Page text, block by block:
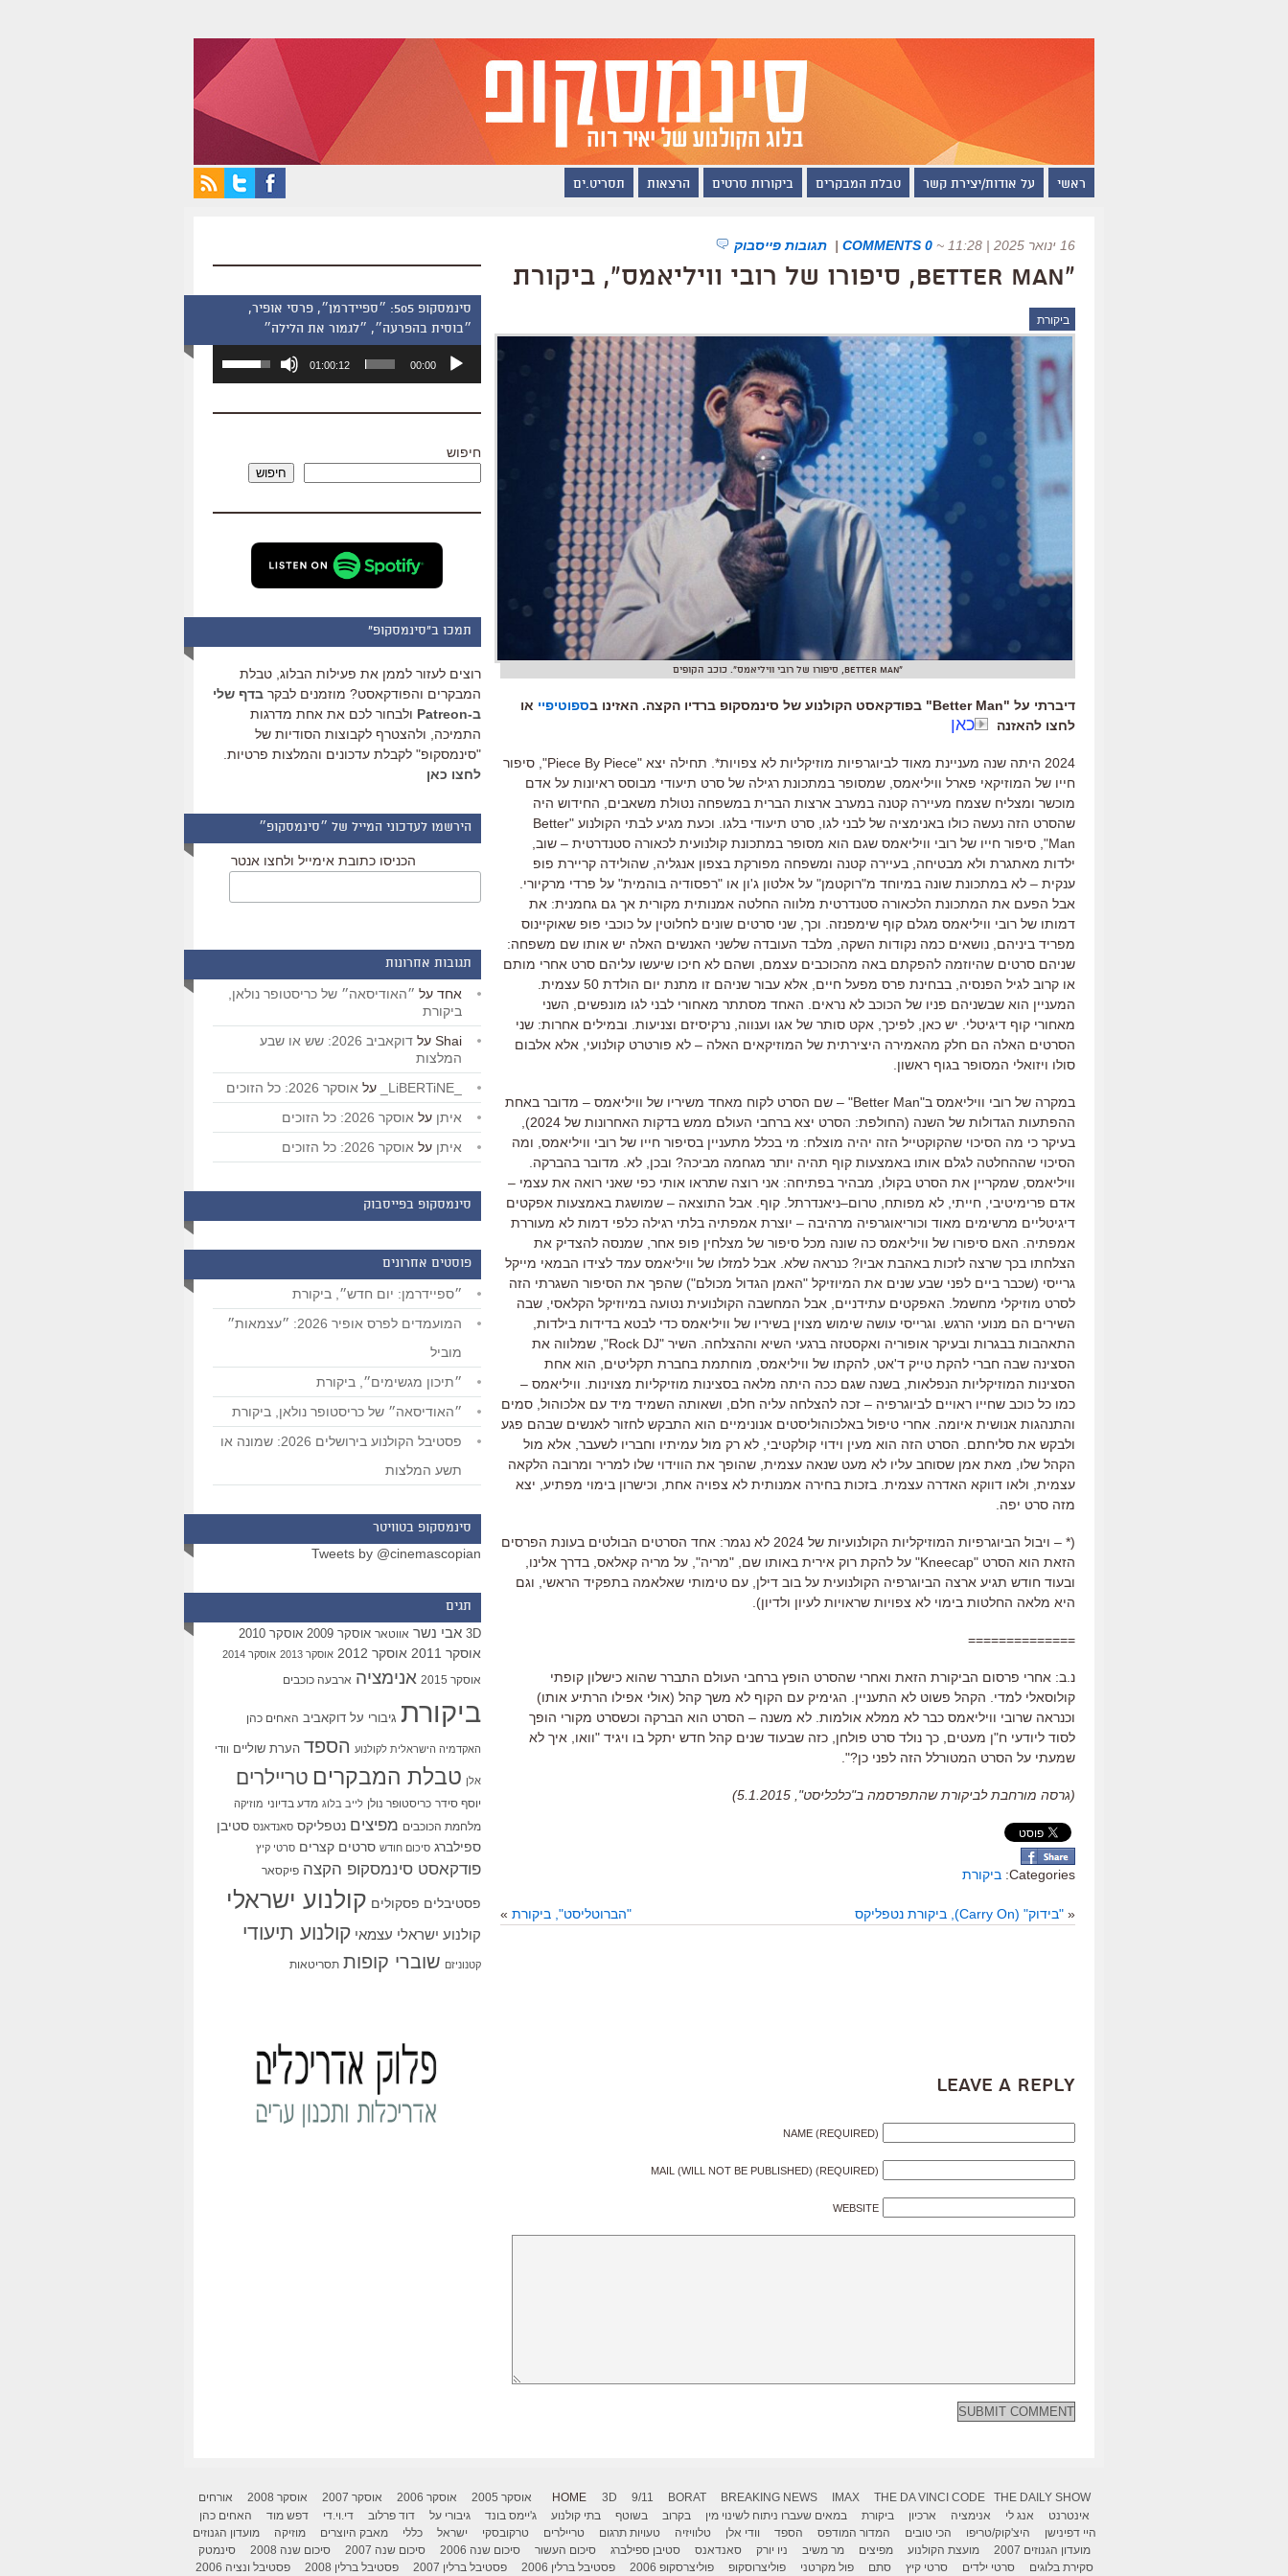
ראשי על אודות/יצירת קשר טבלת המבקרים ביקורות סרטים הרצאות תסריט.ים
16 ינואר 2025 | 11:28 ~
0 COMMENTS
| תגובות פייסבוק
"Better Man, סיפורו של רובי וויליאמס", ביקורת
ביקורת
"Better Man, סיפורו של רובי וויליאמס". כוכב הקופים
דיברתי על "Better Man" בפודקאסט הקולנוע של סינמסקופ ברדיו הקצה. האזינו ב ספוטיפיי או
לחצו להאזנה
כאן
2024 היתה שנה מעניינת מאוד לביוגרפיות מוזיקליות לא צפויות* תחילה יצא "Piece By Piece",
סיפור
חייו של המוזיקאי פארל וויליאמס שמסופר במתכונת רגילה של סרט תיעודי מבוסס ראיונות על אדם
מוכשר ומצליח שצמח מעיירה קטנה במערב ארצות הברית במשפחה נטולת משאבים
החידוש היה
שהסרט הזה נעשה כולו באנימציה של לבני לגו סרט תיעודי בלגו וכעת מגיע לבתי הקולנוע "Better
Man",
סיפור חייו של רובי וויליאמס שגם הוא מסופר במתכונת קולנועית לכאורה סטנדרטית – שוב
ילדות מאתגרת ולא מבטיחה בעיירה קטנה ומשפחה מפורקת בצפון אנגליה שהולידה קריירת פופ
ענקית – לא במתכונת שונה במיוחד מ"רוקטמן" על אלטון ג'ון או "רפסודיה בוהמית" על פרדי מרקיורי
אבל הפעם את המתכונת הלכאורה סטנדרטית מלווה החלטה אמנותית מקורית אך גם גחמנית: את
דמותו של רובי וויליאמס מגלם קוף שימפנזה
וכך שני סרטים שונים לחלוטין על כוכבי פופ שאוקיינוס
מפריד ביניהם נושאים כמה נקודות השקה מלבד העובדה שלשני האנשים האלה יש אותו שם משפחה:
שניהם סרטים שהיוזמה להפקתם באה מהכוכבים עצמם
ושהם לא חיכו שיעשו עליהם סרט אחרי מותם
או קרוב לגיל הפנסיה בבחינת פרס מפעל חיים אלא עבור שניהם זו מתנת יום הולדת 50 עצמית
המעניין הוא שבשניהם פניו של הכוכב לא נראים
האחד מסתתר מאחורי לבני לגו מונפשים
השני
מאחורי קוף דיגיטלי
יש כאן לפיכך אקט סותר של אגו וענווה נרקיסיזם וצניעות ובמילים אחרות: שני
הסרטים האלה הם חלק מהאמירה היצירתית של המוזיקאים האלה – לא פורטרט קולנועי
אלא אלבום
סולו ויזואלי המסופר בגוף ראשון
במקרה של רובי וויליאמס ב"Better Man" – שם הסרט לקוח מאחד משיריו של וויליאמס – מדובר באחת
ההפתעות הגדולות של השנה (החולפת: הסרט יצא ברחבי העולם ממש בדקות האחרונות של 2024),
בעיקר כי מה הסיכוי שהקוקטייל הזה יהיה מוצלח: מי בכלל מתעניין בסיפור חייו של רובי וויליאמס ומה
הסיכוי שההחלטה לגלם אותו באמצעות קוף תהיה יותר מגחמה מביכה? ובכן לא מדובר בהברקה
וויליאמס שמקריין את הסרט בקולו מבהיר בפתיחה: אני רוצה שתראו אותי כפי שאני רואה את עצמי –
אדם פרימיטיבי
חייתי לא מפותח טרום–ניאנדרתל קוף אבל התוצאה – שמושגת באמצעות אפקטים
דיגיטליים מרשימים מאוד וכוריאוגרפיה מרהיבה – יוצרת אמפתיה בלתי רגילה כלפי דמות לא מעוררת
אמפתיה
האם סיפורו של וויליאמס כה שונה מכל סיפור של מצלחין פופ אחר שמנסה להצדיק את
הצלחתו בכך שרצה לזכות באהבת אביו? כנראה שלא אבל למזלו של וויליאמס עמד לצידו הבמאי מייקל
גרייסי (שכבר ביים לפני שבע שנים את המיוזיקל "האמן הגדול מכולם") שהפך את הסיפור השגרתי הזה
לסרט מוזיקלי מחשמל האפקטים עתידניים אבל המחשבה הקולנועית נטועה במיוזיקל הקלאסי שבה
השירים הם מנועי הרגש וגרייסי עושה שימוש מצוין בשיריו של וויליאמס כדי לבטא בדידות בילדות
התאהבות בבגרות ובעיקר אופוריה ואקסטזה ברגעי השיא וההצלחה
השיר "Rock DJ",
שמלווה את
הסצינה שבה חברי להקת טייק ד'אט להקתו של וויליאמס מוחתמת בחברת תקליטים
הוא אחת
הסצינות המוזיקליות הנפלאות בשנה שגם ככה היתה מלאה בסצינות מוזיקליות מצוינות וויליאמס –
כמו כל כוכב שחייו ראויים לביוגרפיה – זכה להצלחה עליה חלם ושאותה השמיד מיד עם אלכוהול סמים
והתנהגות אנושית איומה
אחרי טיפול באלכוהוליסטים אנונימיים הוא התבקש לחזור לאנשים שבהם פגע
ולבקש את סליחתם
הסרט הזה הוא מעין וידוי קולקטיבי לא רק מול עמיתיו וחבריו לשעבר אלא מול
הקהל שלו
מאת אמן שסוחב עליו לא מעט שנאה עצמית שהופך את הווידוי שלו למריר ומרובה הלקאה
עצמית, ולאו דווקא האדרה עצמית בזכות בחירה אמנותית לא צפויה אחת וכישרון בימוי מפתיע יצא
מזה סרט יפה
(* – ויבול הביוגרפיות המוזיקליות הקולנועיות של 2024 לא נגמר: אחד הסרטים הבולטים בעונת הפרסים
הזאת הוא הסרט "Kneecap" על להקת רוק אירית באותו שם, "מריה", על מריה קאלאס, בדרך אלינו,
ובעוד חודש תגיע ארצה הביוגרפיה הקולנועית על בוב דילן עם טימותי שאלאמה בתפקיד הראשי
וגם
היא מלאה החלטות בימוי לא צפויות שראויות לעיון ולדיון).
==============
נ.ב: אחרי פרסום הביקורת הזאת ואחרי שהסרט הופץ ברחבי העולם התברר שהוא כישלון קופתי
קולוסאלי למדי. הקהל פשוט לא התעניין. הגימיק עם הקוף לא משך קהל (אולי אפילו הרתיע אותו)
וכנראה שרובי וויליאמס כבר לא ממלא אולמות. לא משנה – הסרט הוא הברקה וכשסרט מקורי הופך
לסוד ליודעי ח"ן מעטים, כך נולד סרט פולחן, כזה שבעוד שנים קהל חדש יתקל בו ויגיד "וואו, איך לא
שמעתי על הסרט המטורלל הזה לפני כן?".
(גרסה מורחבת לביקורת שהתפרסמה ב"כלכליסט", 5.1.2015)
Categories: ביקורת
« "בידוק" (Carry On), ביקורת נטפליקס "הברוטליסט", ביקורת »
Leave a Reply
NAME (REQUIRED)
MAIL (WILL NOT BE PUBLISHED) (REQUIRED)
WEBSITE
סינמסקופ 505: ״ספיידרמן״, פרסי אופיר,
״בוסית בהפרעה״, ״לגמור את הלילה״
אודיו
00:00
01:00:12
השתמש
כדי
שמע.
חיפוש
חיפוש
תמכו ב"סינמסקופ"
רוצים לעזור לממן את פעילות הבלוג, טבלת
המבקרים והפודקאסט? מוזמנים לבקר בדף שלי
ב-Patreon
ולבחור לכם את אחת מדרגות
התמיכה, ולהצטרף לקבוצות הסודיות של
"סינמסקופ" לקבלת עדכונים והמלצות פרטיות.
לחצו כאן
הירשמו לעדכוני המייל של ״סינמסקופ״
הכניסו כתובת אימייל ולחצו אנטר
תגובות אחרונות
אחד על ״האודיסאה״ של כריסטופר נולאן,
ביקורת
Shai על
דוקאביב 2026: שש או שבע
המלצות
על אוסקר 2026: כל הזוכים
איתן על אוסקר 2026: כל הזוכים
איתן על אוסקר 2026: כל הזוכים
סינמסקופ בפייסבוק
פוסטים אחרונים
״ספיידרמן: יום חדש״, ביקורת
המועמדים לפרס אופיר 2026: ״עצמאות״
מוביל
״תיכון מגשימים״, ביקורת
״האודיסאה״ של כריסטופר נולאן, ביקורת
פסטיבל הקולנוע בירושלים 2026: שמונה או
תשע המלצות
סינמסקופ בטוויטר
Tweets by @cinemascopian
תגים
3D אבי נשר אווטאר אוסקר 2009 אוסקר 2010
אוסקר 2011 אוסקר 2012 אוסקר 2013 אוסקר 2014
אוסקר 2015 אנימציה ארבעה כוכבים
ביקורת גיבורי על דוקאביב האחים כהן
האקדמיה הישראלית לקולנוע הספד הערת שוליים וודי
אלן טבלת המבקרים טריילרים
יוסף סידר כריסטופר נולן לייב בלוג מדע בדיוני מוזיקה
מלחמת הכוכבים מפיצים נטפליקס סאנדאנס סטיבן
ספילברג סיכום חודש סרטים קצרים סרטי קיץ
פודקאסט סינמסקופ הקצה פיקסאר
פסטיבלים פסקולים קולנוע ישראלי
קולנוע ישראלי עצמאי קולנוע תיעודי
קטנוניזם שוברי קופות תסריטאות
HOME 3D 9/11 BORAT BREAKING NEWS IMAX THE DA VINCI CODE THE DAILY SHOW אוסקר 2005 אוסקר 2006 אוסקר 2007 אוסקר 2008
אורחים
אינטרנט
אנג לי אנימציה ארכיון ביקורת במאים שעברו ניתוח לשינוי מין בקרוב בשוטף בתי קולנוע ג'יימס בונד גיבורי על דוד פרלוב די.וי.די דפש מוד
האחים כהן
היי דפינישן
היצ'קוק/טריפו הכי טובים המדור המודפס הספד וודי אלן טלוויזיה טעויות תרגום טריילרים טרקובסקי ישראל כללי מאבק היוצרים מוזיקה
מועדון הגנוזים
מועדון הגנוזים 2007
מועצת הקולנוע מפיצים מר משיב ניו יורק סאנדאנס סטיבן ספילברג סיכום העשור סיכום שנה 2006 סיכום שנה 2007 סיכום שנה 2008
סינמטק
סקירת בלוגים
סרטי ילדים סרטי קיץ סתם פול מקרטני פוליצרוסקופ פוליצרסקופ 2006 פסטיבל ברלין 2006 פסטיבל ברלין 2007 פסטיבל ברלין 2008 פסטיבל ונציה 2006